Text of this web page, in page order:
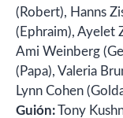
(Robert), Hanns
(Ephraim), Ayelet
Ami Weinberg
(Papa), Valeria
Lynn Cohen
Guión:Tony